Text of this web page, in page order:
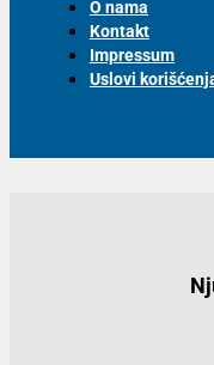
O nama
Kontakt
Impressum
Uslovi